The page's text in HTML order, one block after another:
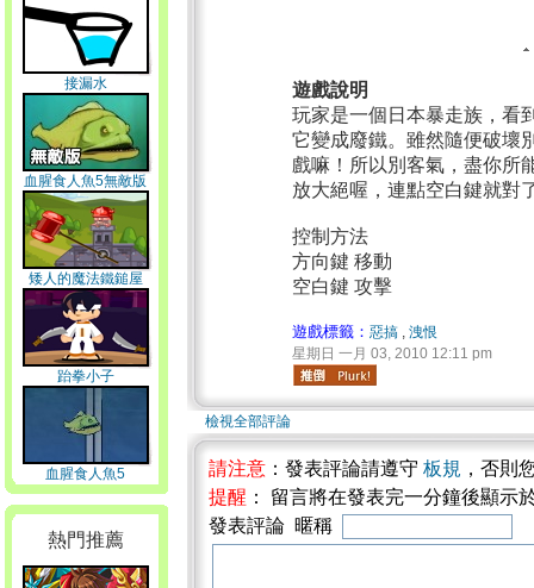
接漏水
血腥食人魚5無敵版
矮人的魔法鐵鎚屋
跆拳小子
血腥食人魚5
熱門推薦
遊戲說明
玩家是一個日本暴走族，看
它變成廢鐵。雖然隨便破壞
戲嘛！所以別客氣，盡你所
放大絕喔，連點空白鍵就對
控制方法
方向鍵 移動
空白鍵 攻擊
遊戲標籤：惡搞 ,洩恨
星期日 一月 03, 2010 12:11 pm
檢視全部評論
請注意 ：發表評論請遵守 板規 ，否則
提醒 ： 留言將在發表完一分鐘後顯示
發表評論 暱稱